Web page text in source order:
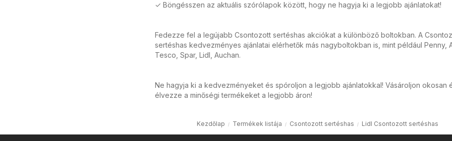
✓ Böngésszen az aktuális szórólapok között, hogy ne hagyja ki a legjobb ajánlatokat!
Fedezze fel a legújabb Csontozott sertéshas akciókat a különböző boltokban. A
sertéshas kedvezményes ajánlatai elérhetők más nagyboltokban is, mint például Penny,
Tesco, Spar, Lidl, Auchan.
Ne hagyja ki a kedvezményeket és spóroljon a legjobb ajánlatokkal! Vásároljon okosan
élvezze a minőségi termékeket a legjobb áron!
Kezdőlap Termékek listája Csontozott sertéshas Lidl Csontozott sertéshas